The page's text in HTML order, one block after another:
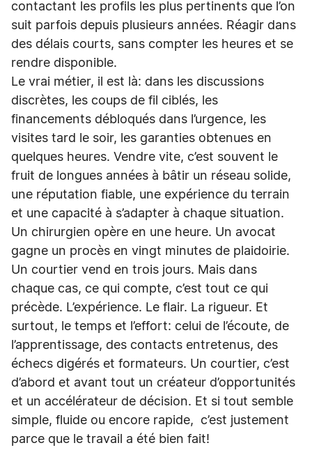
contactant les profils les plus pertinents que l’on
suit parfois depuis plusieurs années. Réagir dans
des délais courts, sans compter les heures et se
rendre disponible.
Le vrai métier, il est là: dans les discussions
discrètes, les coups de fil ciblés, les
financements débloqués dans l’urgence, les
visites tard le soir, les garanties obtenues en
quelques heures. Vendre vite, c’est souvent le
fruit de longues années à bâtir un réseau solide,
une réputation fiable, une expérience du terrain
et une capacité à s’adapter à chaque situation.
Un chirurgien opère en une heure. Un avocat
gagne un procès en vingt minutes de plaidoirie.
Un courtier vend en trois jours. Mais dans
chaque cas, ce qui compte, c’est tout ce qui
précède. L’expérience. Le flair. La rigueur. Et
surtout, le temps et l’effort: celui de l’écoute, de
l’apprentissage, des contacts entretenus, des
échecs digérés et formateurs. Un courtier, c’est
d’abord et avant tout un créateur d’opportunités
et un accélérateur de décision. Et si tout semble
simple, fluide ou encore rapide, c’est justement
parce que le travail a été bien fait!